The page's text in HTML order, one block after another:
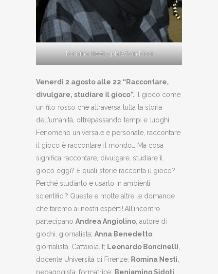
Romina Nesti – ph Ethan Ricci
Venerdì 2 agosto alle 22 “Raccontare,
divulgare, studiare il gioco”.
Il gioco come
un filo rosso che attraversa tutta la storia
dell’umanità, oltrepassando tempi e luoghi.
Fenomeno universale e personale, raccontare
il gioco è raccontare il mondo… Ma cosa
significa raccontare, divulgare, studiare il
gioco oggi? E quali storie racconta il gioco?
Perché studiarlo e usarlo in ambienti
scientifici? Queste e molte altre le domande
che faremo ai nostri esperti! All’incontro
partecipano Andrea Angiolino , autore di
giochi, giornalista; Anna Benedetto
giornalista, Gattaiola.it; Leonardo Boncinelli
docente Università di Firenze; Romina Nesti
pedagogista, formatrice; Beniamino Sidoti